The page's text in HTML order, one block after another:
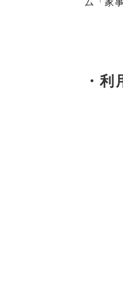
ム「家
・